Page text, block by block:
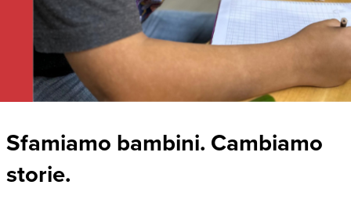
Sfamiamo bambini. Cambiamo
storie.